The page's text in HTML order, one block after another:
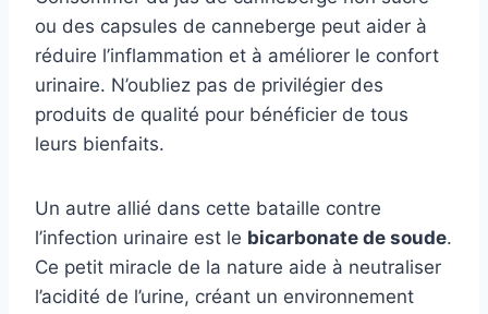
ou des capsules de canneberge peut aider à
réduire l’inflammation et à améliorer le confort
urinaire. N’oubliez pas de privilégier des
produits de qualité pour bénéficier de tous
leurs bienfaits.
Un autre allié dans cette bataille contre
l’infection urinaire est le bicarbonate de soude.
Ce petit miracle de la nature aide à neutraliser
l’acidité de l’urine, créant un environnement